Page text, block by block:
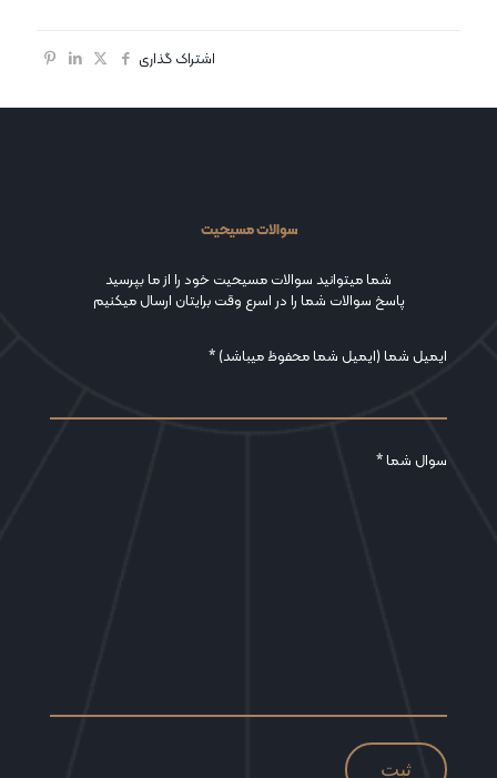
اشتراک گذاری
سوالات مسیحیت
شما میتوانید سوالات مسیحیت خود را از ما بپرسید
پاسخ سوالات شما را در اسرع وقت برایتان ارسال میکنیم
ایمیل شما (ایمیل شما محفوظ میباشد) *
سوال شما *